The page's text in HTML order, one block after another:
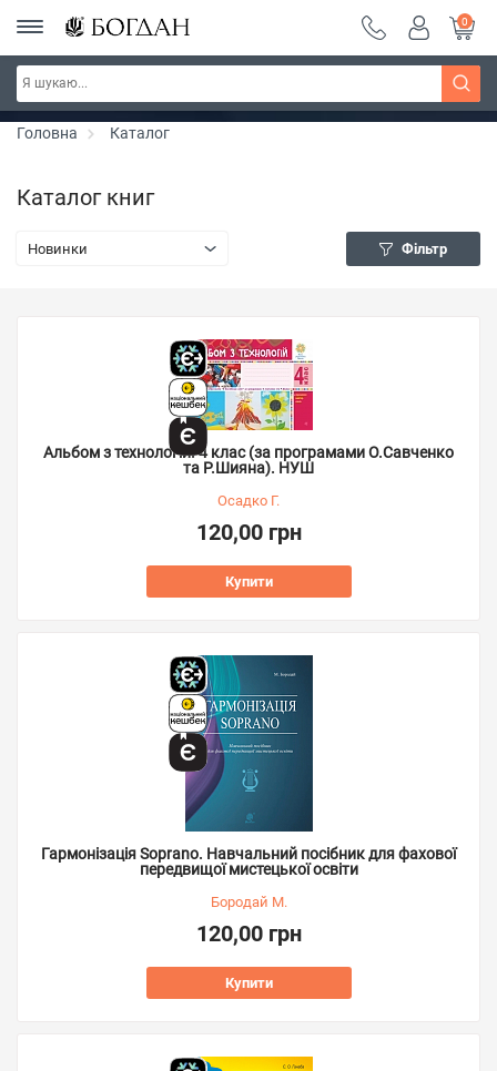
РОЗПРОДАЖ ~ 150 грн ~ 200 грн ~ 250 грн ~
300 грн ~ РОЗПРОДАЖ
Дізнатись більше
0
Головна Каталог
Каталог книг
Новинки Фільтр
Альбом з технологій. 4 клас (за програмами О.Савченко
та Р.Шияна). НУШ
Осадко Г.
120,00 грн
Купити
Гармонізація Soprano. Навчальний посібник для фахової
передвищої мистецької освіти
Бородай М.
120,00 грн
Купити